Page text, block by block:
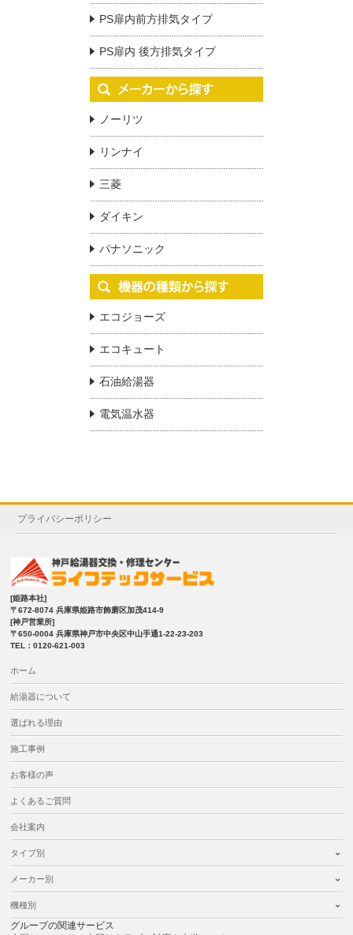
PS扉内前方排気タイプ
PS扉内 後方排気タイプ
ノーリツ
リンナイ
三菱
ダイキン
パナソニック
エコジョーズ
エコキュート
石油給湯器
電気温水器
プライバシーポリシー
[姫路本社]
〒672-8074 兵庫県姫路市飾磨区加茂414-9
[神戸営業所]
〒650-0004 兵庫県神戸市中央区中山手通1-22-23-203
TEL：0120-621-003
ホーム
給湯器について
選ばれる理由
施工事例
お客様の声
よくあるご質問
会社案内
タイプ別
メーカー別
機種別
グループの関連サービス